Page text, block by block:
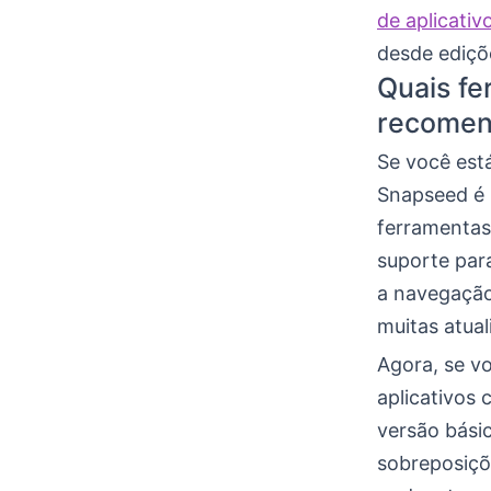
de
desde
Quais
Se você
Snapseed
suporte
a
muitas
Agora, se
aplicativos
versão